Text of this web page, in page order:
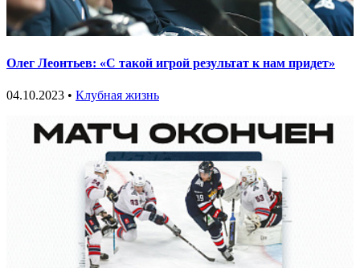
Олег Леонтьев: «С такой игрой результат к нам придет»
04.10.2023 • Клубная жизнь